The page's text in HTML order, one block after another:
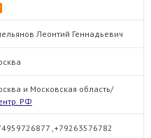
Леонтий Геннадьевич
и Московская область/
РФ
,+79263576782